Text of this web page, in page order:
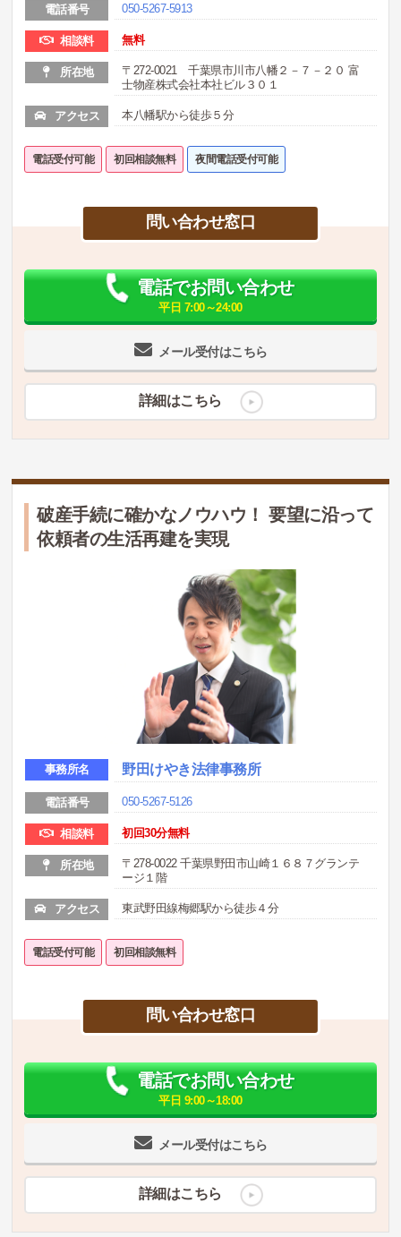
電話番号 050-5267-5913
相談料 無料
所在地
〒272-0021 千葉県市川市八幡２－７－２０ 富
士物産株式会社本社ビル３０１
アクセス 本八幡駅から徒歩５分
電話受付可能 初回相談無料 夜間電話受付可能
問い合わせ窓口
メール受付はこちら
電話でお問い合わせ
平日 7:00～24:00
詳細はこちら
破産手続に確かなノウハウ！ 要望に沿って
依頼者の生活再建を実現
事務所名 野田けやき法律事務所
電話番号 050-5267-5126
相談料 初回30分無料
所在地
〒278-0022 千葉県野田市山崎１６８７グランテ
ージ１階
アクセス 東武野田線梅郷駅から徒歩４分
電話受付可能 初回相談無料
問い合わせ窓口
メール受付はこちら
電話でお問い合わせ
平日 9:00～18:00
詳細はこちら